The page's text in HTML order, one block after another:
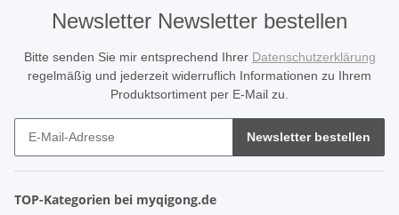
Newsletter Newsletter bestellen
Bitte senden Sie mir entsprechend Ihrer Datenschutzerklärung
regelmäßig und jederzeit widerruflich Informationen zu Ihrem
Produktsortiment per E-Mail zu.
Newsletter bestellen
TOP-Kategorien bei myqigong.de